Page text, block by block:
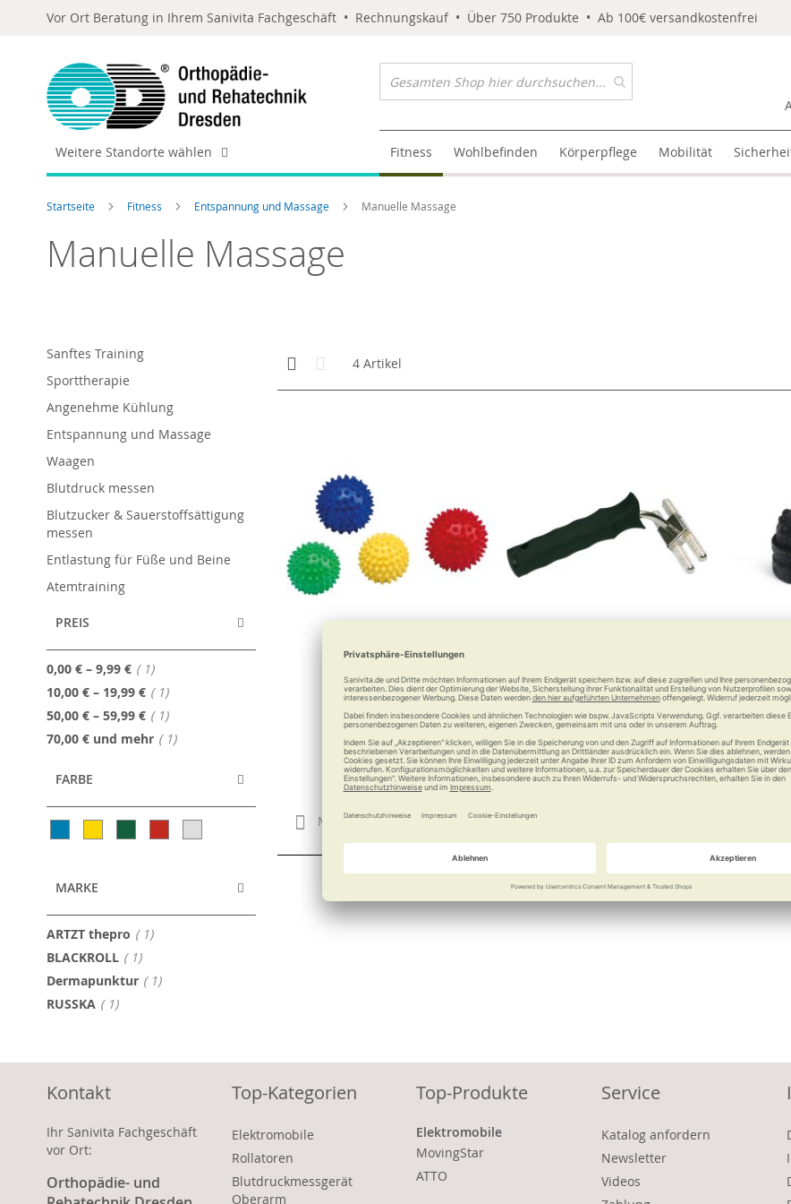
Vor Ort Beratung in Ihrem Sanivita Fachgeschäft • Rechnungskauf • Über 750 Produkte • Ab 100€ versandkostenfrei
Weitere Standorte wählen Fitness Wohlbefinden Körperpflege Mobilität
Startseite Fitness Entspannung und Massage Manuelle Massage
Manuelle Massage
Anzeigen
als
Kachelansicht
4 Artikel
RUSSKA Igelball
Igeln Sie sich fit
ab3,60 €
Merken Vergleichen
DERMAPUNKTUR Antischmerz-
Roller
Spitze durchblutet.
ab59,00 €
Sanftes Training
Sporttherapie
Angenehme Kühlung
Entspannung und Massage
Waagen
Blutdruck messen
Blutzucker & Sauerstoffsättigung
messen
Entlastung für Füße und Beine
Atemtraining
PREIS
0,00 € – 9,99 € 1Artikel
10,00 € – 19,99 € 1Artikel
50,00 € – 59,99 € 1Artikel
70,00 € und mehr 1Artikel
FARBE
MARKE
ARTZT thepro 1Artikel
BLACKROLL 1Artikel
Dermapunktur 1Artikel
RUSSKA 1Artikel
Kontakt
Ihr Sanivita Fachgeschäft
vor Ort:
Orthopädie- und
Top-Kategorien
Elektromobile
Rollatoren
Blutdruckmessgerät
Oberarm
Top-Produkte
Elektromobile
MovingStar
ATTO
Service
Katalog anfordern
Newsletter
Videos